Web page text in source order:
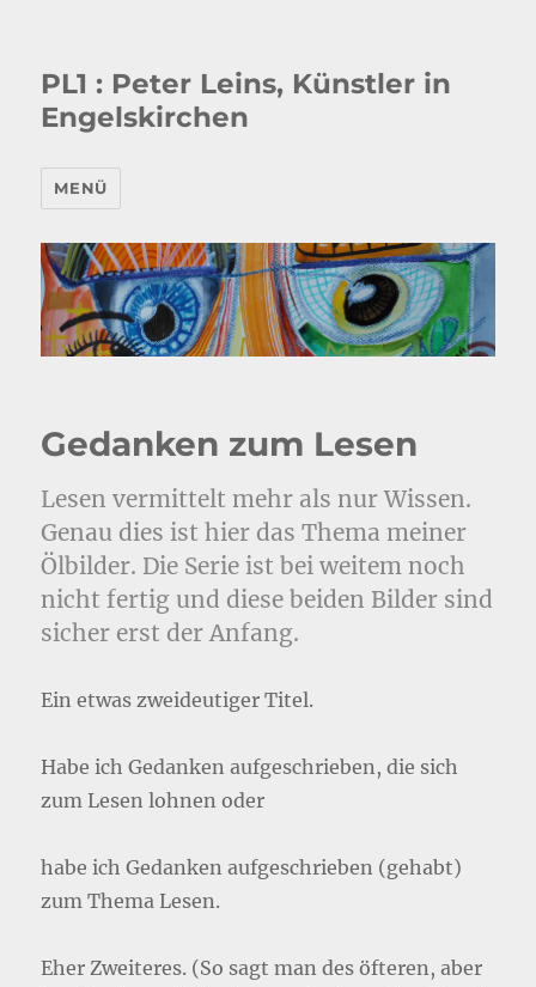
PL1 : Peter Leins, Künstler in
Engelskirchen
MENÜ
Gedanken zum Lesen
Lesen vermittelt mehr als nur Wissen.
Genau dies ist hier das Thema meiner
Ölbilder. Die Serie ist bei weitem noch
nicht fertig und diese beiden Bilder sind
sicher erst der Anfang.
Ein etwas zweideutiger Titel.
Habe ich Gedanken aufgeschrieben, die sich
zum Lesen lohnen oder
habe ich Gedanken aufgeschrieben (gehabt)
zum Thema Lesen.
Eher Zweiteres. (So sagt man des öfteren, aber